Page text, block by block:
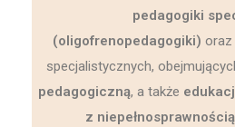
pedagogiki
(oligofrenopedagogiki) oraz
specjalistycznych,
pedagogiczną, a także
z